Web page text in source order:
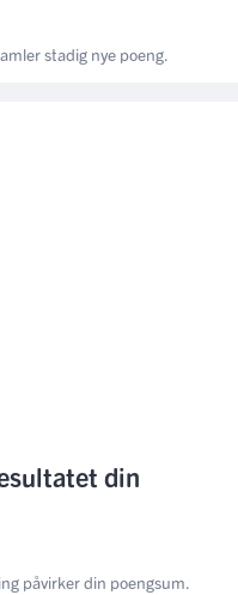
stadig nye poeng.
din
påvirker din poengsum.